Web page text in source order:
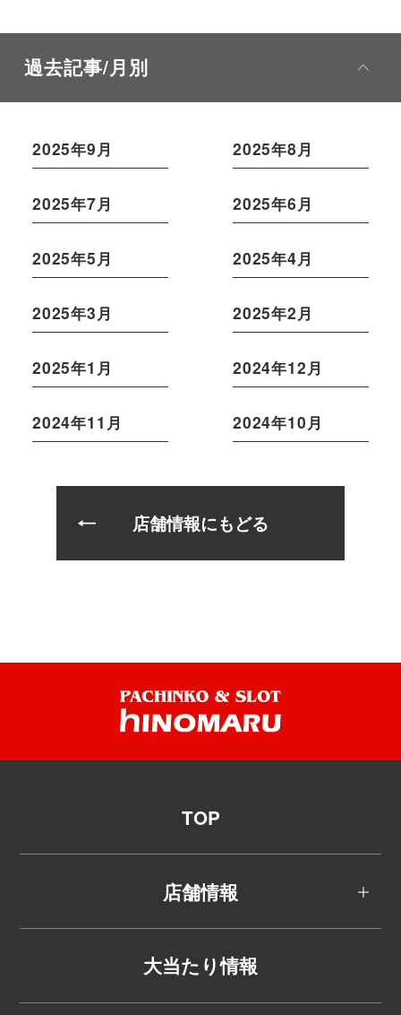
過去記事/月別
2025年9月 2025年8月
2025年7月 2025年6月
2025年5月 2025年4月
2025年3月 2025年2月
2025年1月 2024年12月
2024年11月 2024年10月
店舗情報にもどる
TOP
店舗情報
大当たり情報